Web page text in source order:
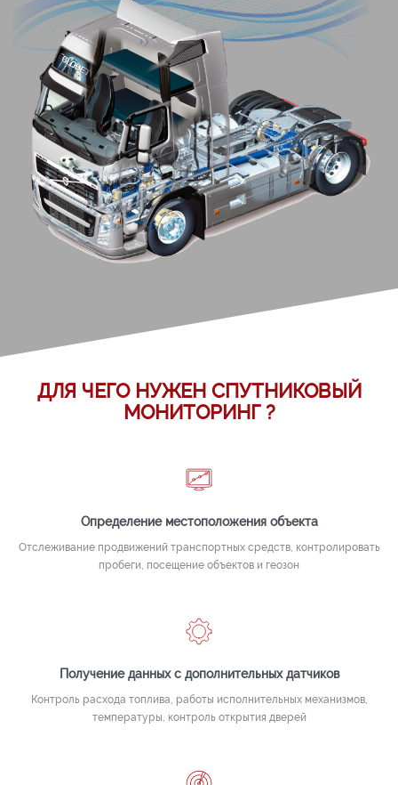
ДЛЯ ЧЕГО НУЖЕН СПУТНИКОВЫЙ
МОНИТОРИНГ ?
Определение местоположения объекта
Отслеживание продвижений транспортных средств, контролировать
пробеги, посещение объектов и геозон
Получение данных с дополнительных датчиков
Контроль расхода топлива, работы исполнительных механизмов,
температуры, контроль открытия дверей